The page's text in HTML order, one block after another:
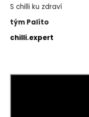
S chilli ku zdraví
tým Palíto
chilli.expert